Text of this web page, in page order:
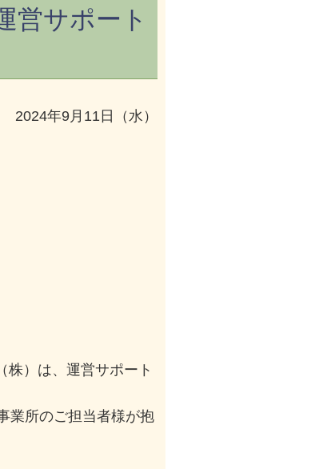
営サポート
2024年9月11日（水）
株）は、運営サポート
業所のご担当者様が抱